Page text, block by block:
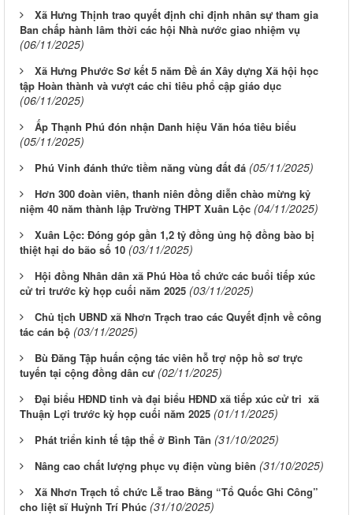
Xã Hưng Thịnh trao quyết định chỉ định nhân sự tham gia
Ban chấp hành lâm thời các hội Nhà nước giao nhiệm vụ
(06/11/2025)
Xã Hưng Phước Sơ kết 5 năm Đề án Xây dựng Xã hội học
tập Hoàn thành và vượt các chỉ tiêu phổ cập giáo dục
(06/11/2025)
Ấp Thạnh Phú đón nhận Danh hiệu Văn hóa tiêu biểu
(05/11/2025)
Phú Vinh đánh thức tiềm năng vùng đất đá (05/11/2025)
Hơn 300 đoàn viên, thanh niên đồng diễn chào mừng kỷ
niệm 40 năm thành lập Trường THPT Xuân Lộc (04/11/2025)
Xuân Lộc: Đóng góp gần 1,2 tỷ đồng ủng hộ đồng bào bị
thiệt hại do bão số 10 (03/11/2025)
Hội đồng Nhân dân xã Phú Hòa tổ chức các buổi tiếp xúc
cử tri trước kỳ họp cuối năm 2025 (03/11/2025)
Chủ tịch UBND xã Nhơn Trạch trao các Quyết định về công
tác cán bộ (03/11/2025)
Bù Đăng Tập huấn cộng tác viên hỗ trợ nộp hồ sơ trực
tuyến tại cộng đồng dân cư (02/11/2025)
Đại biểu HĐND tỉnh và đại biểu HĐND xã tiếp xúc cử tri xã
Thuận Lợi trước kỳ họp cuối năm 2025 (01/11/2025)
Phát triển kinh tế tập thể ở Bình Tân (31/10/2025)
Nâng cao chất lượng phục vụ điện vùng biên (31/10/2025)
Xã Nhơn Trạch tổ chức Lễ trao Bằng “Tổ Quốc Ghi Công”
cho liệt sĩ Huỳnh Trí Phúc (31/10/2025)